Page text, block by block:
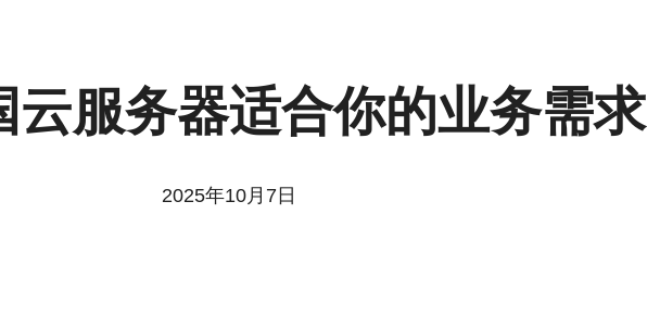
云服务器适合你的业务需求
2025年10月7日